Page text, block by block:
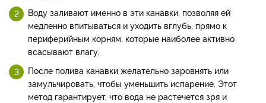
Воду заливают именно в эти канавки, позволяя ей
медленно впитываться и уходить вглубь, прямо к
периферийным корням, которые наиболее активно
всасывают влагу.
После полива канавки желательно заровнять или
замульчировать, чтобы уменьшить испарение. Этот
метод гарантирует, что вода не растечется зря и